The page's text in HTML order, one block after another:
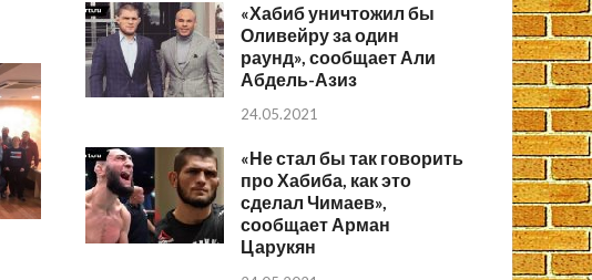
«Хабиб уничтожил бы
Оливейру за один
раунд», сообщает Али
Абдель-Азиз
24.05.2021
«Не стал бы так говорить
про Хабиба, как это
сделал Чимаев»,
сообщает Арман
Царукян